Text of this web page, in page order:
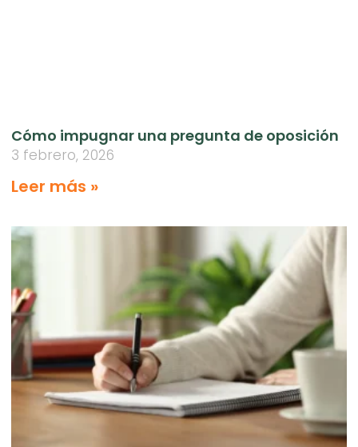
Cómo impugnar una pregunta de oposición
3 febrero, 2026
Leer más »